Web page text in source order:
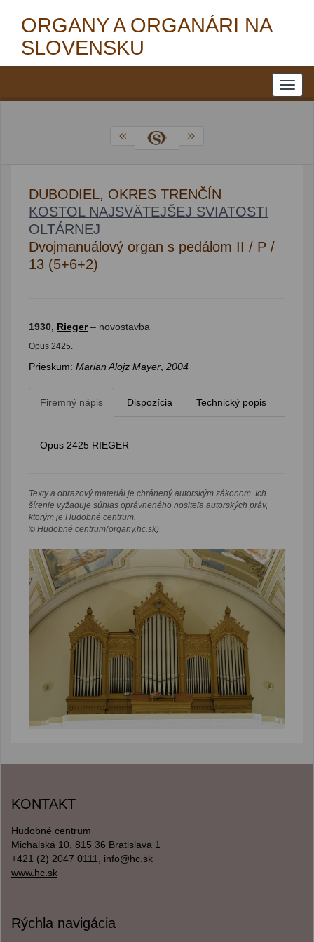
ORGANY A ORGANÁRI NA
SLOVENSKU
DUBODIEL, OKRES TRENČÍN
KOSTOL NAJSVÄTEJŠEJ SVIATOSTI
OLTÁRNEJ
Dvojmanuálový organ s pedálom II / P /
13 (5+6+2)
1930, Rieger– novostavba
Opus 2425.
Prieskum: Marian Alojz Mayer 2004
Firemný nápis Dispozícia Technický popis
Opus 2425 RIEGER
Texty a obrazový materiál je chránený autorským zákonom. Ich
šírenie vyžaduje súhlas oprávneného nositeľa autorských práv,
ktorým je Hudobné centrum.
© Hudobné centrum(organy.hc.sk)
KONTAKT
Hudobné centrum
Michalská 10, 815 36 Bratislava 1
+421 (2) 2047 0111, info@hc.sk
www.hc.sk
Rýchla navigácia